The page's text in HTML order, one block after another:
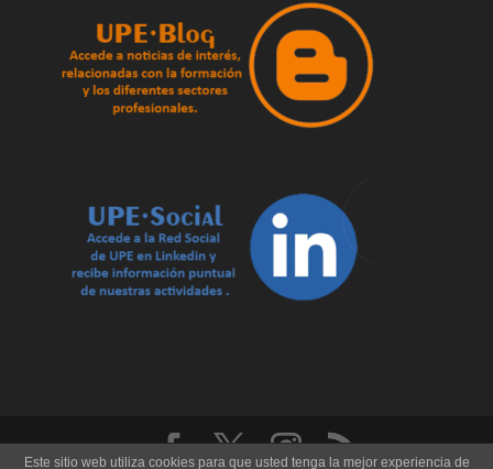
Este sitio web utiliza cookies para que usted tenga la mejor experiencia de